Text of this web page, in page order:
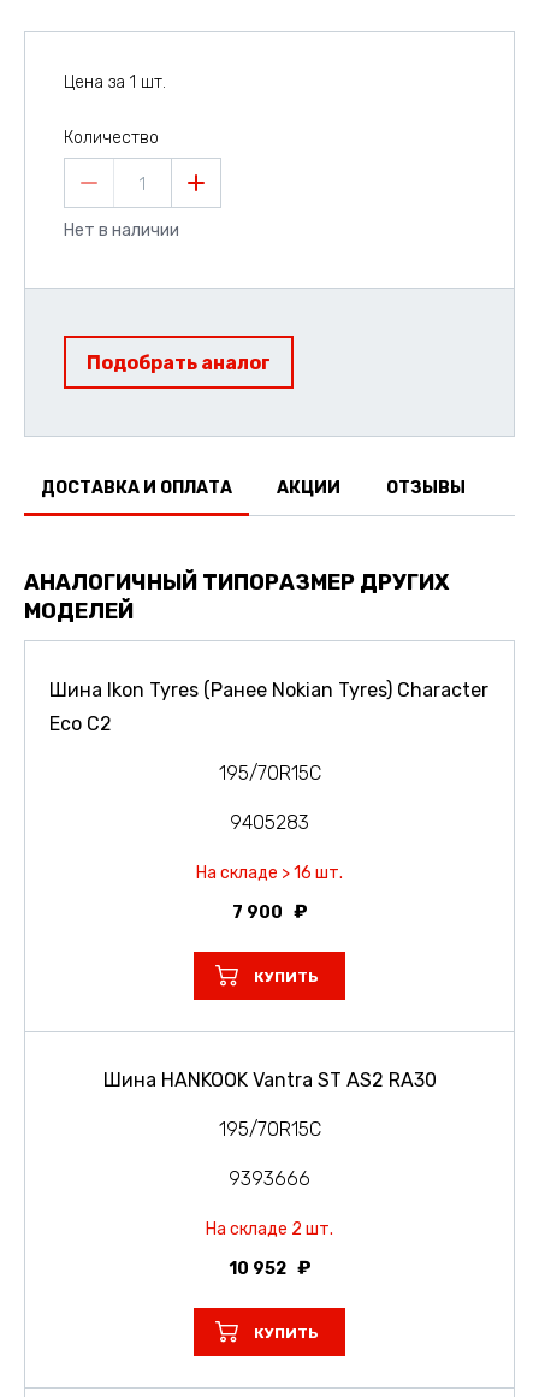
Цена за 1 шт.
Количество
1
Нет в наличии
Подобрать аналог
ДОСТАВКА И ОПЛАТА АКЦИИ ОТЗЫВЫ
АНАЛОГИЧНЫЙ ТИПОРАЗМЕР ДРУГИХ
МОДЕЛЕЙ
Шина Ikon Tyres (Ранее Nokian Tyres) Character
Eco C2
195/70R15C
9405283
На складе > 16 шт.
7 900
КУПИТЬ
Шина HANKOOK Vantra ST AS2 RA30
195/70R15C
9393666
На складе 2 шт.
10 952
КУПИТЬ